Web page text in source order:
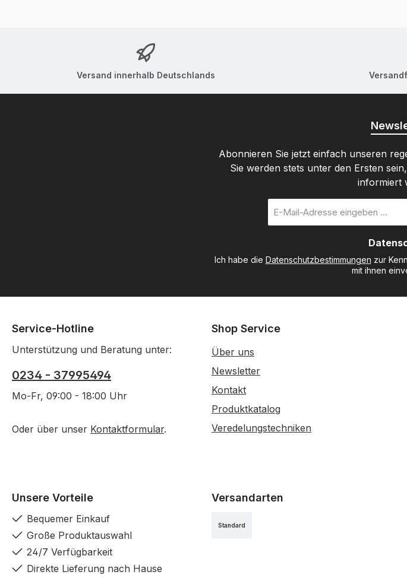
Versand innerhalb Deutschlands
Abonnieren Sie jetzt einfach unseren
Sie werden stets unter den Ersten
informiert
Mail-
Ich habe die Datenschutzbestimmungen zur
mit ihnen
Service-Hotline
Unterstützung und Beratung unter:
0234 - 37995494
Mo-Fr, 09:00 - 18:00 Uhr
Oder über unser Kontaktformular.
Shop Service
Über uns
Newsletter
Kontakt
Produktkatalog
Veredelungstechniken
Unsere Vorteile
Bequemer Einkauf
Große Produktauswahl
24/7 Verfügbarkeit
Direkte Lieferung nach Hause
Versandarten
Standard